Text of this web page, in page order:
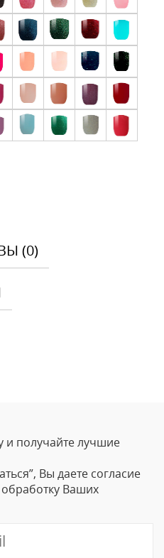
(0)
и получайте лучшие
Вы даете согласие
Ваших